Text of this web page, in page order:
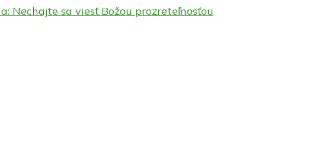
Nechajte sa viesť Božou prozreteľnosťou